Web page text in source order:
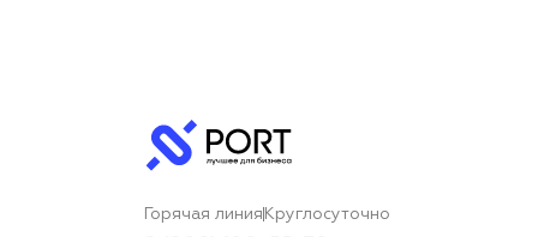
Горячая линия Круглосуточно